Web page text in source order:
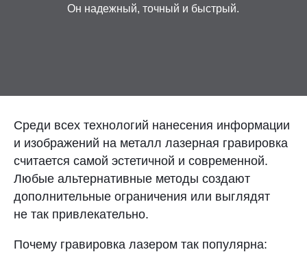
РОСТОВ-НА-ДОНУ
sale@plastikam.ru
Он надежный, точный и быстрый.
Среди всех технологий нанесения информации
и изображений на металл лазерная гравировка
считается самой эстетичной и современной.
Любые альтернативные методы создают
дополнительные ограничения или выглядят
не так привлекательно.
Почему гравировка лазером так популярна: